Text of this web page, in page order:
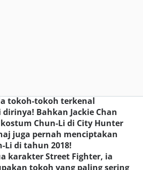
tokoh-tokoh terkenal
dirinya! Bahkan Jackie Chan
Chun-Li di City Hunter
juga pernah menciptakan
Li di tahun 2018!
karakter Street Fighter, ia
tokoh yang paling sering